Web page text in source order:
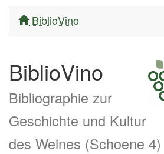
BiblioVino
BiblioVino
Bibliographie zur
Geschichte und Kultur
des Weines (Schoene 4)